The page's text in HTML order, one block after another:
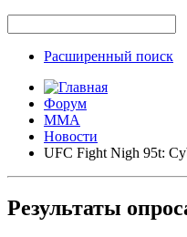
Расширенный поиск
Форум
ММА
Новости
UFC Fight Nigh 95t:
Результаты